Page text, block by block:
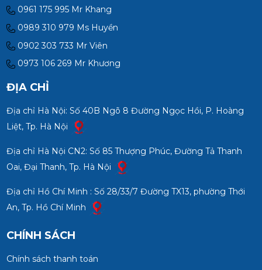
0961 175 995 Mr Khang
0989 310 979 Ms Huyền
0902 303 733 Mr Viên
0973 106 269 Mr Khương
ĐỊA CHỈ
Địa chỉ Hà Nội: Số 40B Ngõ 8 Đường Ngọc Hồi, P. Hoàng
Liệt, Tp. Hà Nội
Địa chỉ Hà Nội CN2: Số 85 Thượng Phúc, Đường Tả Thanh
Oai, Đại Thanh, Tp. Hà Nội
Địa chỉ Hồ Chí Minh : Số 28/33/7 Đường TX13, phường Thới
An, Tp. Hồ Chí Minh
CHÍNH SÁCH
Chính sách thanh toán